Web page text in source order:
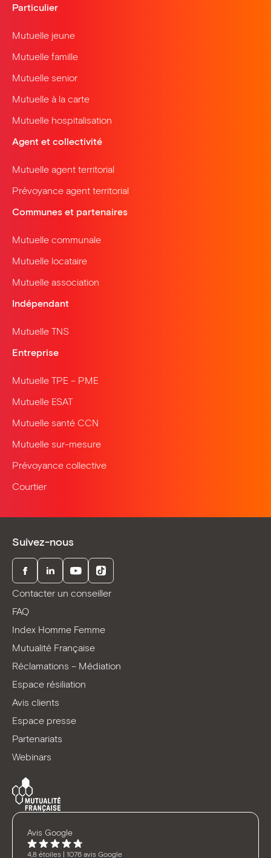
Particulier
Mutuelle jeune
Mutuelle famille
Mutuelle senior
Mutuelle à la carte
Mutuelle hospitalisation
Agent et collectivité
Mutuelle agent territorial
Prévoyance agent territorial
Communes et partenaires
Mutuelle communale
Mutuelle locataire
Mutuelle association
Indépendant
Mutuelle TNS
Entreprise
Mutuelle TPE – PME
Mutuelle ESAT
Mutuelle santé CCN
Mutuelle sur-mesure
Prévoyance collective
Courtier
Suivez-nous
FacebookLinkedInYoutubeTikTok
Contacter un conseiller
FAQ
Index Homme Femme
Mutualité Française
Réclamations – Médiation
Espace résiliation
Avis clients
Espace presse
Partenariats
Webinars
Avis Google
4,8 étoiles | 1076 avis Google